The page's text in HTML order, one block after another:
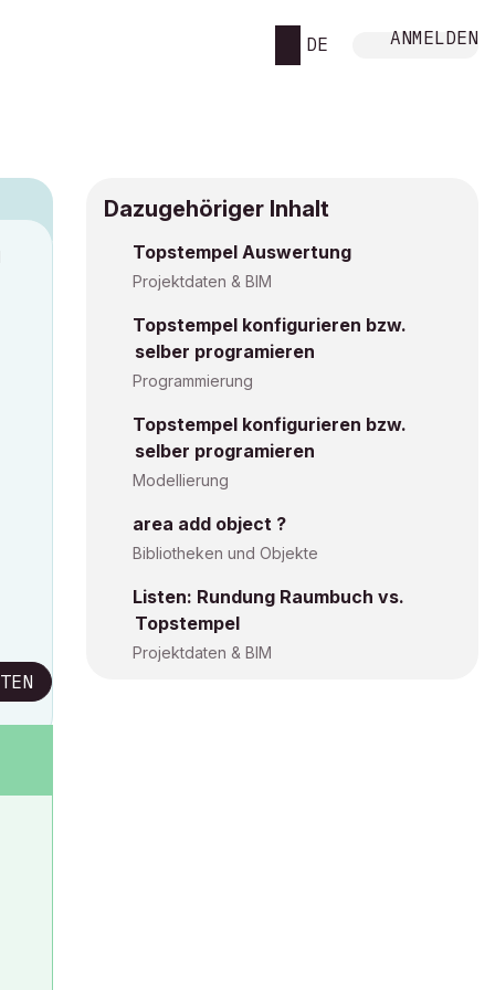
DE ANMELDEN
Dazugehöriger Inhalt
Topstempel Auswertung
Projektdaten & BIM
Topstempel konfigurieren bzw.
selber programieren
Programmierung
Topstempel konfigurieren bzw.
selber programieren
Modellierung
area add object ?
Bibliotheken und Objekte
Listen: Rundung Raumbuch vs.
Topstempel
Projektdaten & BIM